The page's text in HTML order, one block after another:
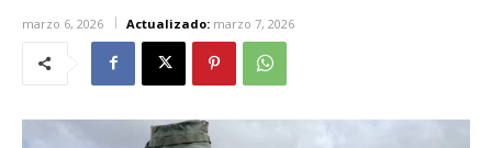
marzo 6, 2026 Actualizado: marzo 7, 2026